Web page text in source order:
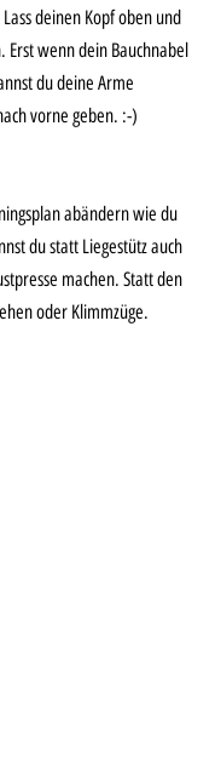
deinen Kopf oben und
Erst wenn dein Bauchnabel
du deine Arme
vorne geben. :-)
abändern wie du
du statt Liegestütz auch
machen. Statt den
oder Klimmzüge.